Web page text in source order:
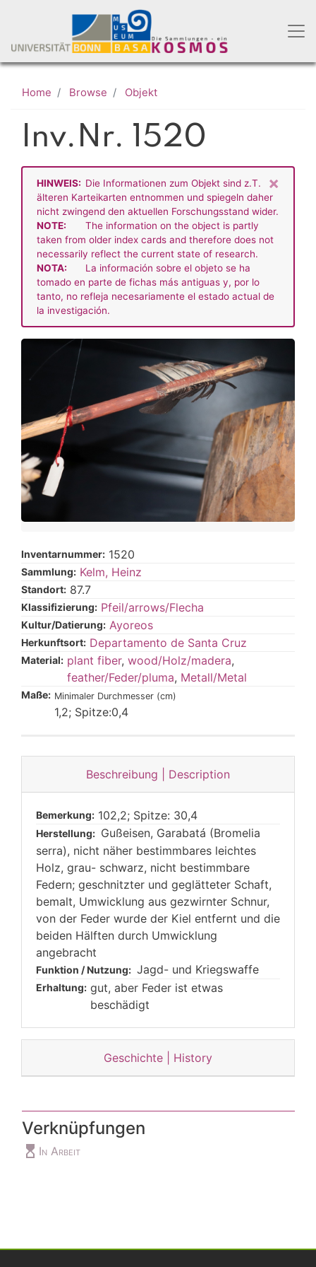
main
content
Home Browse Objekt
Inv.Nr. 1520
×
HINWEIS: Die Informationen zum Objekt sind z.T.
älteren Karteikarten entnommen und spiegeln daher
nicht zwingend den aktuellen Forschungsstand wider.
NOTE:
The information on the object is partly
taken from older index cards and therefore does not
necessarily reflect the current state of research.
NOTA:
La información sobre el objeto se ha
tomado en parte de fichas más antiguas y, por lo
tanto, no refleja necesariamente el estado actual de
la investigación.
Inventarnummer: 1520
Sammlung: Kelm, Heinz
Standort: 87.7
Klassifizierung: Pfeil/arrows/Flecha
Kultur/Datierung: Ayoreos
Herkunftsort: Departamento de Santa Cruz
Material: plant fiber, wood/Holz/madera,
feather/Feder/pluma, Metall/Metal
Maße: Minimaler Durchmesser (cm)
1,2; Spitze:0,4
Beschreibung | Description
Bemerkung: 102,2; Spitze: 30,4
Herstellung: Gußeisen, Garabatá (Bromelia
serra), nicht näher bestimmbares leichtes
Holz, grau- schwarz, nicht bestimmbare
Federn; geschnitzter und geglätteter Schaft,
bemalt, Umwicklung aus gezwirnter Schnur,
von der Feder wurde der Kiel entfernt und die
beiden Hälften durch Umwicklung
angebracht
Funktion / Nutzung: Jagd- und Kriegswaffe
Erhaltung: gut, aber Feder ist etwas
beschädigt
Geschichte | History
Verknüpfungen
hourglass_top In Arbeit